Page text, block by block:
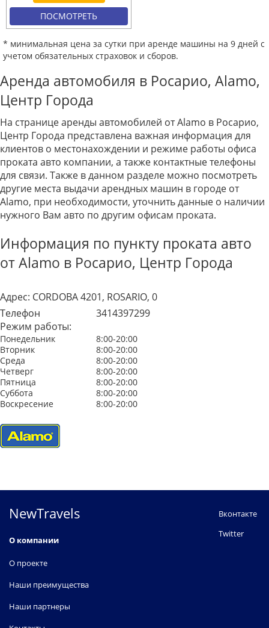
ПОСМОТРЕТЬ
* минимальная цена за сутки при аренде машины на 9 дней с
учетом обязательных страховок и сборов.
Аренда автомобиля в Росарио, Alamo,
Центр Города
На странице аренды автомобилей от Alamo в Росарио,
Центр Города представлена важная информация для
клиентов о местонахождении и режиме работы офиса
проката авто компании, а также контактные телефоны
для связи. Также в данном разделе можно посмотреть
другие места выдачи арендных машин в городе от
Alamo, при необходимости, уточнить данные о наличии
нужного Вам авто по другим офисам проката.
Информация по пункту проката авто
от Alamo в Росарио, Центр Города
Адрес: CORDOBA 4201, ROSARIO, 0
Телефон
3414397299
Режим работы:
Понедельник
8:00-20:00
Вторник
8:00-20:00
Среда
8:00-20:00
Четверг
8:00-20:00
Пятница
8:00-20:00
Суббота
8:00-20:00
Воскресение
8:00-20:00
NewTravels
О компании
О проекте
Наши преимущества
Наши партнеры
Вконтакте
Twitter